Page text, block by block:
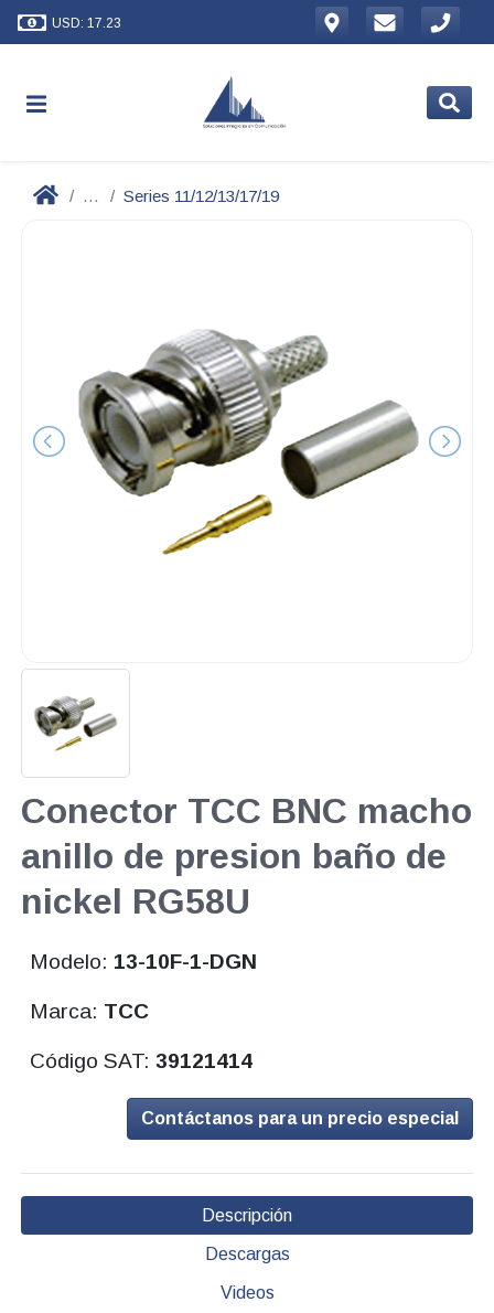
USD: 17.23
... Series 11/12/13/17/19
Conector TCC BNC macho
anillo de presion baño de
nickel RG58U
Modelo: 13-10F-1-DGN
Marca: TCC
Código SAT:39121414
Contáctanos para un precio especial
Descripción
Descargas
Videos